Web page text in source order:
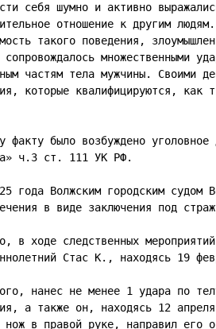
себя шумно и активно
отношение к другим
такого поведения,
сопровождалось множественными
частям тела мужчины. Своими
которые квалифицируются, как
факту было возбуждено
ч.3 ст. 111 УК РФ.
года Волжским городским судом
в виде заключения под
в ходе следственных
Стас К., находясь 19
нанес не менее 1 удара по
а также он, находясь 12
в правой руке, направил его